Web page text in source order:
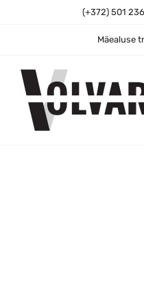
(+372) 501
Mäealuse